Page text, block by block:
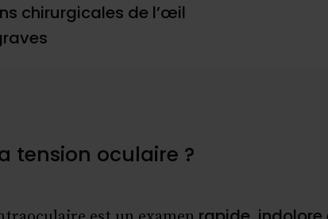
chirurgicales de l’œil
tension oculaire ?